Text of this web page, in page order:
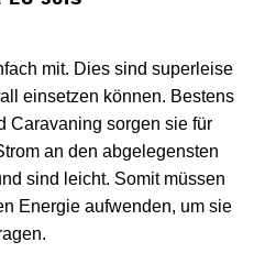
mit. Dies sind superleise
einsetzen können. Bestens
Caravaning sorgen sie für
an den abgelegensten
sind leicht. Somit müssen
Energie aufwenden, um sie